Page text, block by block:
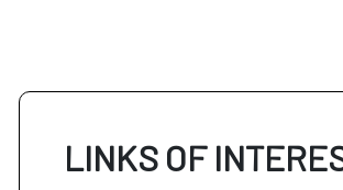
LINKS OF